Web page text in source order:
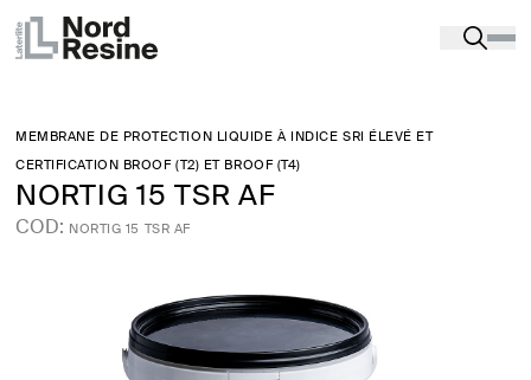
Produits-Produits d’étanchéité
BALCONS ET TOITS PLATS
MEMBRANE DE PROTECTION LIQUIDE À INDICE SRI ÉLEVÉ ET
CERTIFICATION BROOF (T2) ET BROOF (T4)
NORTIG 15 TSR AF
COD: NORTIG 15 TSR AF